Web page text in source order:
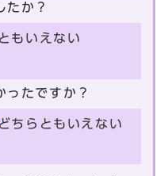
たか？
もいえない
ったですか？
どちらともいえない